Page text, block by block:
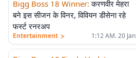
Bigg Boss 18 Winner: करणवीर मेहरा
बने इस सीजन के विनर, विवियन डीसेना रहे
फर्स्ट रनरअप
Entertainment > 1:12 AM. 20 Jan